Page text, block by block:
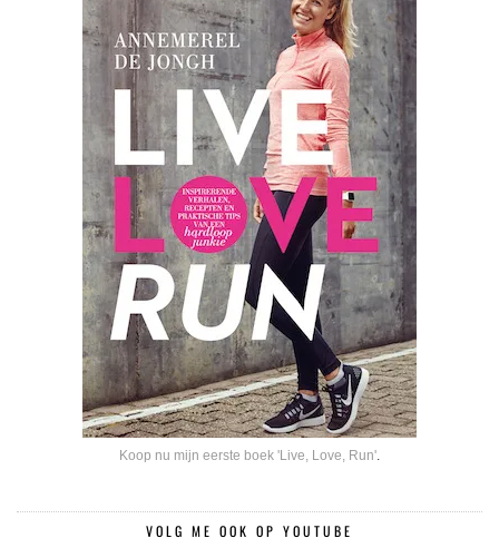
Koop nu mijn eerste boek 'Live, Love, Run'
VOLG ME OOK OP YOUTUBE